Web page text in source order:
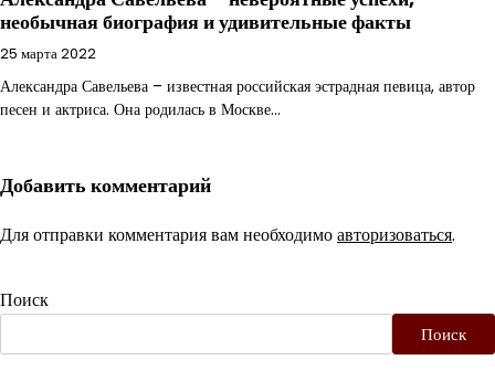
необычная биография и удивительные факты
25 марта 2022
Александра Савельева – известная российская эстрадная певица, автор
песен и актриса. Она родилась в Москве…
Добавить комментарий
Для отправки комментария вам необходимоавторизоваться.
Поиск
Поиск